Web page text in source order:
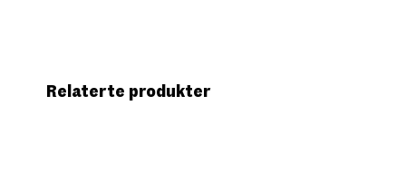
Relaterte produkter